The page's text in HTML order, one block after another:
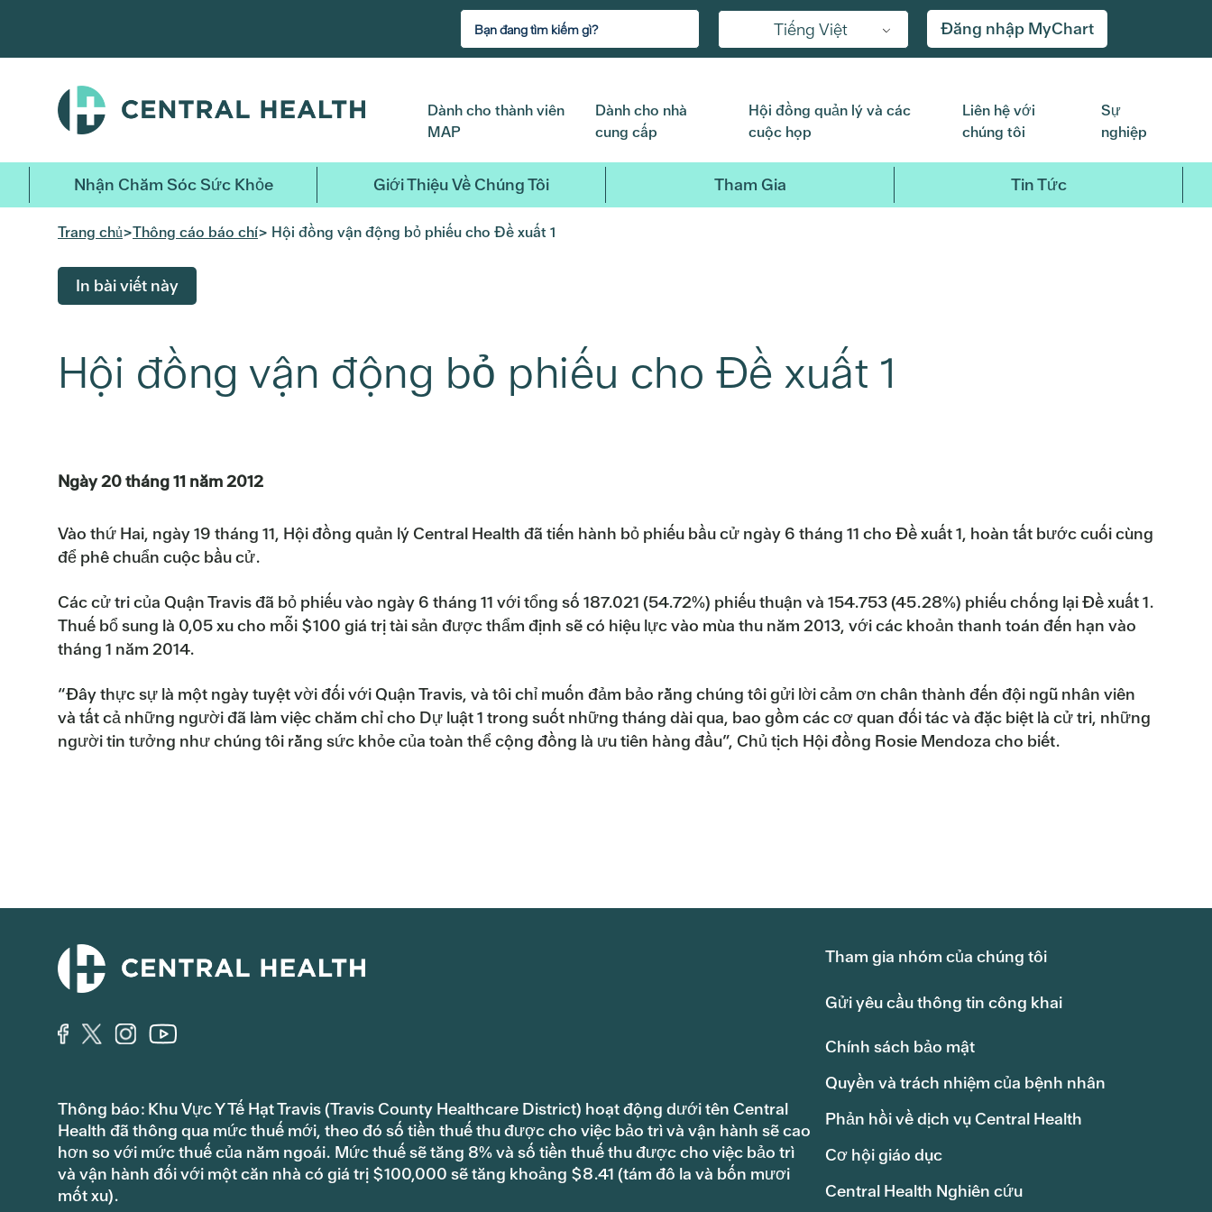
nội
chính
Tiếng Việt Đăng nhập MyChart
Dành cho thành viên
MAP
Dành cho nhà
cung cấp
Hội đồng quản lý và các
cuộc họp
Liên hệ với
chúng tôi
Sự
nghiệp
Nhận Chăm Sóc Sức Khỏe Giới Thiệu Về Chúng Tôi Tham Gia Tin Tức
Trang chủ>Thông cáo báo chí> Hội đồng vận động bỏ phiếu cho Đề xuất 1
In bài viết này
Hội đồng vận động bỏ phiếu cho Đề xuất 1
Ngày 20 tháng 11 năm 2012
Vào thứ Hai, ngày 19 tháng 11, Hội đồng quản lý Central Health đã tiến hành bỏ phiếu bầu cử ngày 6 tháng 11 cho Đề xuất 1, hoàn tất bước cuối cùng
để phê chuẩn cuộc bầu cử.
Các cử tri của Quận Travis đã bỏ phiếu vào ngày 6 tháng 11 với tổng số 187.021 (54.72%) phiếu thuận và 154.753 (45.28%) phiếu chống lại Đề xuất 1.
Thuế bổ sung là 0,05 xu cho mỗi $100 giá trị tài sản được thẩm định sẽ có hiệu lực vào mùa thu năm 2013, với các khoản thanh toán đến hạn vào
tháng 1 năm 2014.
“Đây thực sự là một ngày tuyệt vời đối với Quận Travis, và tôi chỉ muốn đảm bảo rằng chúng tôi gửi lời cảm ơn chân thành đến đội ngũ nhân viên
và tất cả những người đã làm việc chăm chỉ cho Dự luật 1 trong suốt những tháng dài qua, bao gồm các cơ quan đối tác và đặc biệt là cử tri, những
người tin tưởng như chúng tôi rằng sức khỏe của toàn thể cộng đồng là ưu tiên hàng đầu”, Chủ tịch Hội đồng Rosie Mendoza cho biết.
Thông báo: Khu Vực Y Tế Hạt Travis (Travis County Healthcare District) hoạt động dưới tên Central
Health đã thông qua mức thuế mới, theo đó số tiền thuế thu được cho việc bảo trì và vận hành sẽ cao
hơn so với mức thuế của năm ngoái. Mức thuế sẽ tăng 8% và số tiền thuế thu được cho việc bảo trì
và vận hành đối với một căn nhà có giá trị $100,000 sẽ tăng khoảng $8.41 (tám đô la và bốn mươi
mốt xu).
Tham gia nhóm của chúng tôi
Gửi yêu cầu thông tin công khai
Chính sách bảo mật
Quyền và trách nhiệm của bệnh nhân
Phản hồi về dịch vụ Central Health
Cơ hội giáo dục
Central Health Nghiên cứu